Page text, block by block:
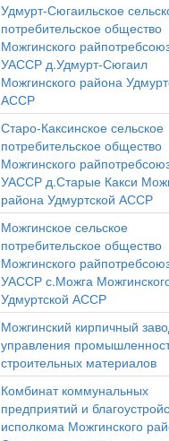
Удмурт-Сюгаильское
потребительское общество
Можгинского
УАССР д.Удмурт-Сюгаил
Можгинского района
АССР
Старо-Каксинское сельское
потребительское общество
Можгинского
УАССР д.Старые Какси
района Удмуртской АССР
Можгинское сельское
потребительское общество
Можгинского
УАССР с.Можга
Удмуртской АССР
Можгинский кирпичный
управления
строительных материалов
Комбинат коммунальных
предприятий и
исполкома Можгинского